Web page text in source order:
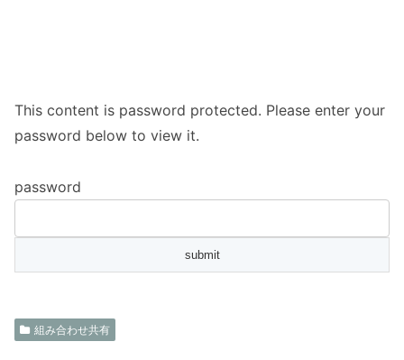
This content is password protected. Please enter your
password below to view it.
password
組み合わせ共有